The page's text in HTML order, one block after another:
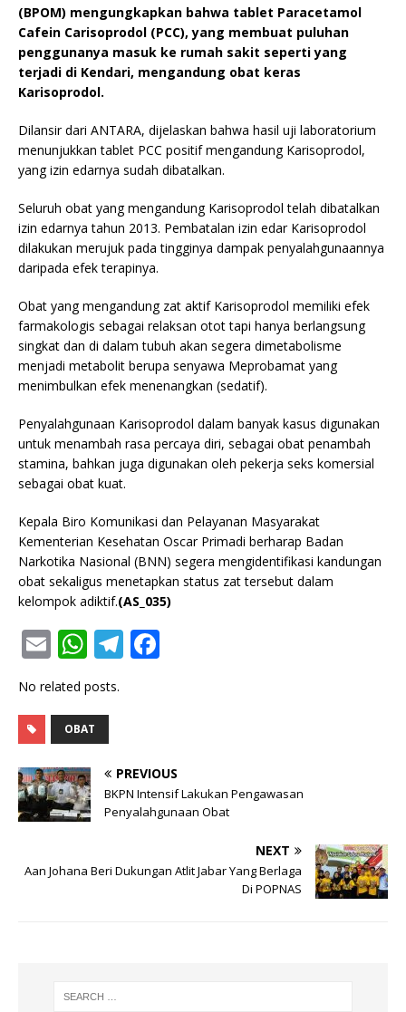
l s
A
p
p
g
ra
e
b
o
k
(BPOM) mengungkapkan bahwa tablet Paracetamol
Cafein Carisoprodol (PCC), yang membuat puluhan
penggunanya masuk ke rumah sakit seperti yang
terjadi di Kendari, mengandung obat keras
Karisoprodol.
Dilansir dari ANTARA, dijelaskan bahwa hasil uji laboratorium
menunjukkan tablet PCC positif mengandung Karisoprodol,
yang izin edarnya sudah dibatalkan.
Seluruh obat yang mengandung Karisoprodol telah dibatalkan
izin edarnya tahun 2013. Pembatalan izin edar Karisoprodol
dilakukan merujuk pada tingginya dampak penyalahgunaannya
daripada efek terapinya.
Obat yang mengandung zat aktif Karisoprodol memiliki efek
farmakologis sebagai relaksan otot tapi hanya berlangsung
singkat dan di dalam tubuh akan segera dimetabolisme
menjadi metabolit berupa senyawa Meprobamat yang
menimbulkan efek menenangkan (sedatif).
Penyalahgunaan Karisoprodol dalam banyak kasus digunakan
untuk menambah rasa percaya diri, sebagai obat penambah
stamina, bahkan juga digunakan oleh pekerja seks komersial
sebagai obat kuat.
Kepala Biro Komunikasi dan Pelayanan Masyarakat
Kementerian Kesehatan Oscar Primadi berharap Badan
Narkotika Nasional (BNN) segera mengidentifikasi kandungan
obat sekaligus menetapkan status zat tersebut dalam
kelompok adiktif.(AS_035)
E
m
ai
W
at
s
A
p
p
T
ra
m
b
o
o
No related posts.
OBAT
PREVIOUS
BKPN Intensif Lakukan Pengawasan
Penyalahgunaan Obat
NEXT
Aan Johana Beri Dukungan Atlit Jabar Yang Berlaga
Di POPNAS